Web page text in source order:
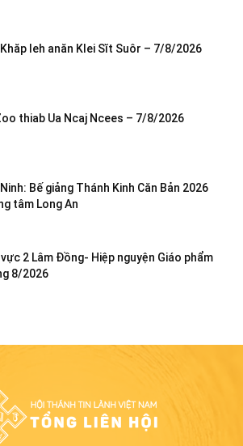
leh anăn Klei Sĭt Suôr – 7/8/2026
thiab Ua Ncaj Ncees – 7/8/2026
Bế giảng Thánh Kinh Căn Bản 2026
tâm Long An
vực 2 Lâm Đồng- Hiệp nguyện Giáo phẩm
8/2026